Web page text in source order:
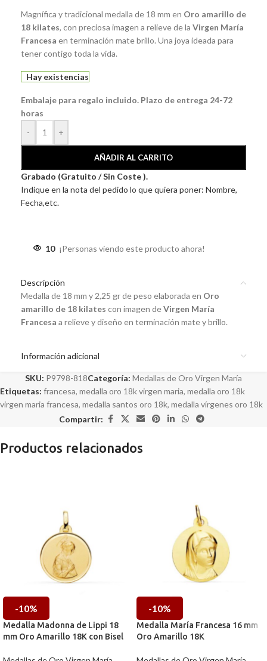
Magnífica y tradicional medalla de 18 mm en Oro amarillo de
18 kilates, con preciosa imagen a relieve de la Virgen María
Francesa en terminación mate brillo. Una joya ideada para
tener contigo toda la vida.
Hay existencias
Embalaje para regalo incluido. Plazo de entrega 24-72
horas
-
+
AÑADIR AL CARRITO
Grabado (Gratuito / Sin Coste ).
Indique en la nota del pedido lo que quiera poner: Nombre,
Fecha,etc.
10 ¡Personas viendo este producto ahora!
Descripción
Medalla de 18 mm y 2,25 gr de peso elaborada en Oro
amarillo de 18 kilates con imagen deVirgen María
Francesa a relieve y diseño en terminación mate y brillo.
Información adicional
SKU: P9798-818Categoría: Medallas de Oro Virgen María
Etiquetas: francesa, medalla oro 18k virgen maria, medalla oro 18k
virgen maria francesa, medalla santos oro 18k, medalla vírgenes oro 18k
Compartir:
Productos relacionados
-10%
Medalla Madonna de Lippi 18
mm Oro Amarillo 18K con Bisel
-10%
Medalla María Francesa 16 mm
Oro Amarillo 18K